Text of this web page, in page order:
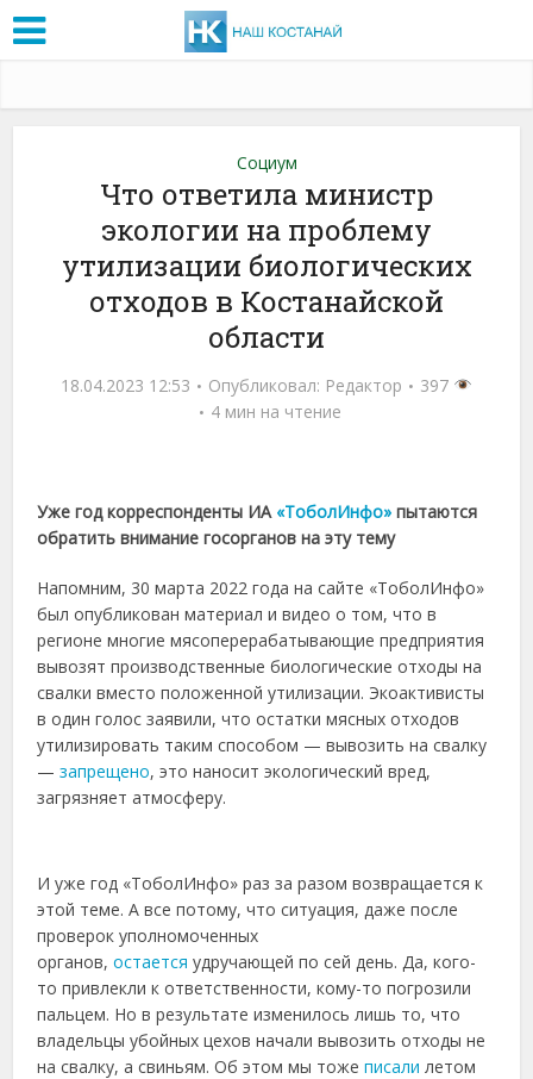
Социум
Что ответила министр
экологии на проблему
утилизации биологических
отходов в Костанайской
области
18.04.2023 12:53 Опубликовал: Редактор
397
4 мин на чтение
Уже год корреспонденты ИА «ТоболИнфо» пытаются
обратить внимание госорганов на эту тему
Напомним, 30 марта 2022 года на сайте «ТоболИнфо»
был опубликован материал и видео о том, что в
регионе многие мясоперерабатывающие предприятия
вывозят производственные биологические отходы на
свалки вместо положенной утилизации. Экоактивисты
в один голос заявили, что остатки мясных отходов
утилизировать таким способом — вывозить на свалку
—запрещено, это наносит экологический вред,
загрязняет атмосферу.
И уже год «ТоболИнфо» раз за разом возвращается к
этой теме. А все потому, что ситуация, даже после
проверок уполномоченных
органов,остается удручающей по сей день. Да, кого-
то привлекли к ответственности, кому-то погрозили
пальцем. Но в результате изменилось лишь то, что
владельцы убойных цехов начали вывозить отходы не
на свалку, а свиньям. Об этом мы тожеписали летом